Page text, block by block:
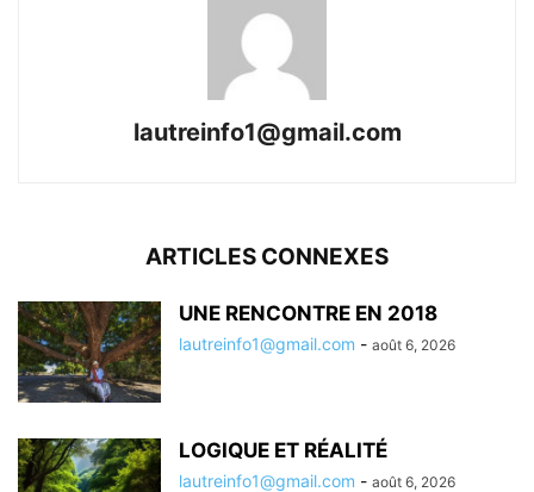
lautreinfo1@gmail.com
ARTICLES CONNEXES
UNE RENCONTRE EN 2018
lautreinfo1@gmail.com - août 6, 2026
LOGIQUE ET RÉALITÉ
lautreinfo1@gmail.com - août 6, 2026